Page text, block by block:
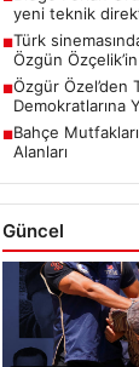
yeni teknik
■Türk
Özgün
■Özgür Özel’den
Demokratlarına
■Bahçe
Alanları
Güncel